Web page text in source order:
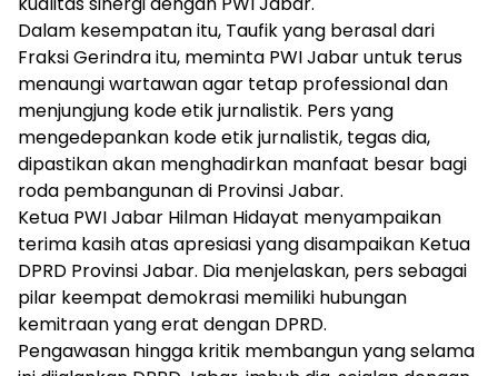
Dalam kesempatan itu, Taufik yang berasal dari
Fraksi Gerindra itu, meminta PWI Jabar untuk terus
menaungi wartawan agar tetap professional dan
menjungjung kode etik jurnalistik. Pers yang
mengedepankan kode etik jurnalistik, tegas dia,
dipastikan akan menghadirkan manfaat besar bagi
roda pembangunan di Provinsi Jabar.
Ketua PWI Jabar Hilman Hidayat menyampaikan
terima kasih atas apresiasi yang disampaikan Ketua
DPRD Provinsi Jabar. Dia menjelaskan, pers sebagai
pilar keempat demokrasi memiliki hubungan
kemitraan yang erat dengan DPRD.
Pengawasan hingga kritik membangun yang selama